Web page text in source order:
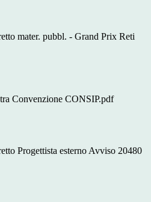
mater. pubbl. - Grand Prix Reti
Convenzione CONSIP.pdf
Progettista esterno Avviso 20480